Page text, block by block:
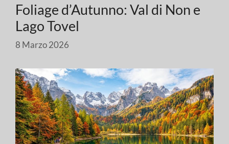
Foliage d’Autunno: Val di Non e
Lago Tovel
8 Marzo 2026